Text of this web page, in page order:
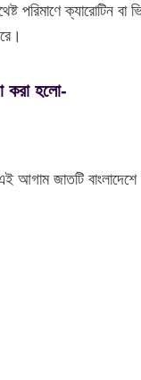
ক্যারোটিন বা
করা হলো-
আগাম জাতটি